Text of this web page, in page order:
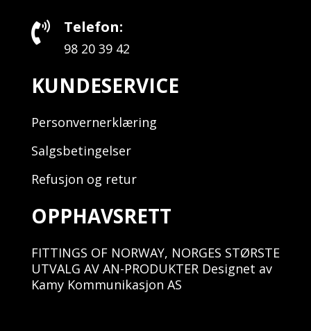
 Telefon:
98 20 39 42
KUNDESERVICE
Personvernerklæring
Salgsbetingelser
Refusjon og retur
OPPHAVSRETT
FITTINGS OF NORWAY, NORGES STØRSTE
UTVALG AV AN-PRODUKTER Designet av
Kamy Kommunikasjon AS